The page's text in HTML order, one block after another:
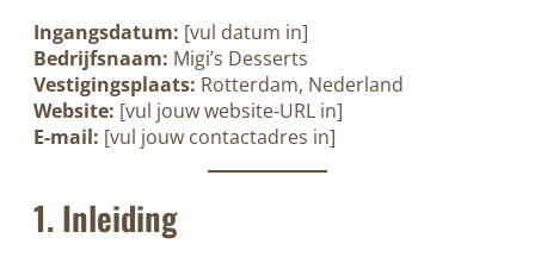
Ingangsdatum: [vul datum in]
Bedrijfsnaam: Migi’s Desserts
Vestigingsplaats: Rotterdam, Nederland
Website: [vul jouw website-URL in]
E-mail: [vul jouw contactadres in]
1. Inleiding